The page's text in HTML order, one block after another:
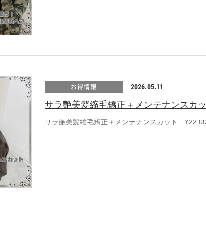
お得情報 2026.05.11
サラ艶美髪縮毛矯正＋メンテナンスカ
サラ艶美髪縮毛矯正＋メンテナンスカット